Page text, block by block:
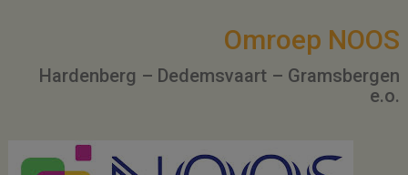
Omroep NOOS
Hardenberg – Dedemsvaart – Gramsbergen
e.o.